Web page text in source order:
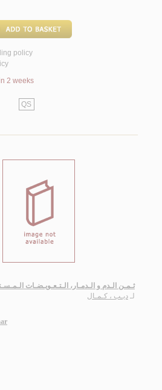
policy
2 weeks
QS
ثـمـن الـدم و الـدمـار، الـتـعـويـضـات
لـ ديـب ، كـمـال